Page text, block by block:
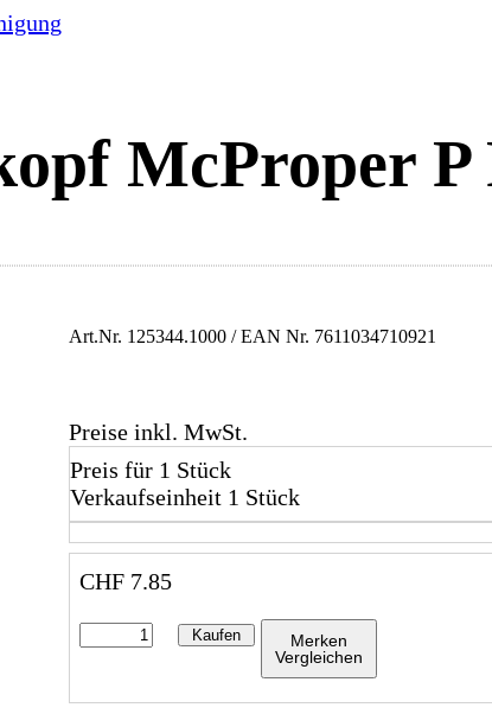
McProper P
Art.Nr. 125344.1000 / EAN Nr. 7611034710921
Preise inkl. MwSt.
Preis für 1 Stück
Verkaufseinheit 1 Stück
CHF 7.85
Kaufen
Merken
Vergleichen